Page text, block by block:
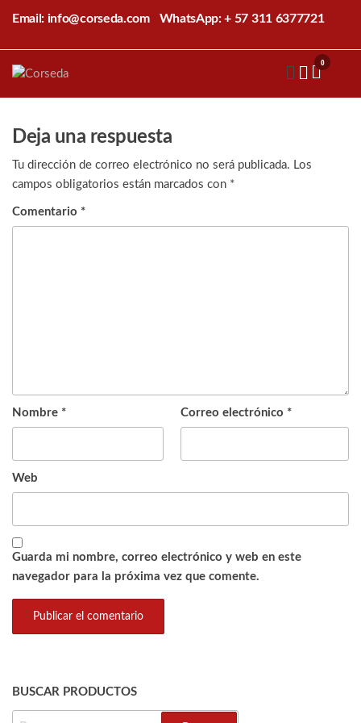
contenido
Email: info@corseda.com WhatsApp: + 57 311 6377721
sericultura
0
Deja una respuesta
Tu dirección de correo electrónico no será publicada. Los
campos obligatorios están marcados con *
Comentario *
Nombre * Correo electrónico *
Web
Guarda mi nombre, correo electrónico y web en este
navegador para la próxima vez que comente.
BUSCAR PRODUCTOS
BUSCAR: